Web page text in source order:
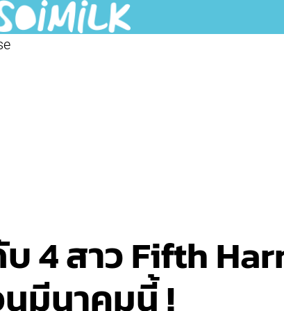
4 สาว Fifth
มีนาคมนี้ !